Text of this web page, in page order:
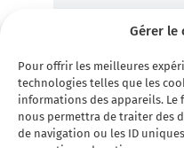
Gérer le
Pour offrir les meilleures
technologies telles que les
informations des appareils. Le
nous permettra de traiter des
de navigation ou les ID